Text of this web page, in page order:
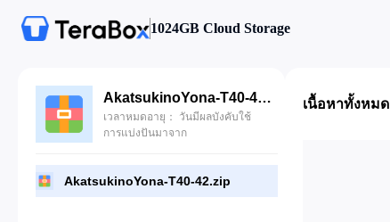
1024GB Cloud Storage
AkatsukinoYona-T40-42.zip
เวลาหมดอายุ： วันมีผลบังคับใช้
การแบ่งปันมาจาก
AkatsukinoYona-T40-42.zip
เนื้อหาทั้งหมด